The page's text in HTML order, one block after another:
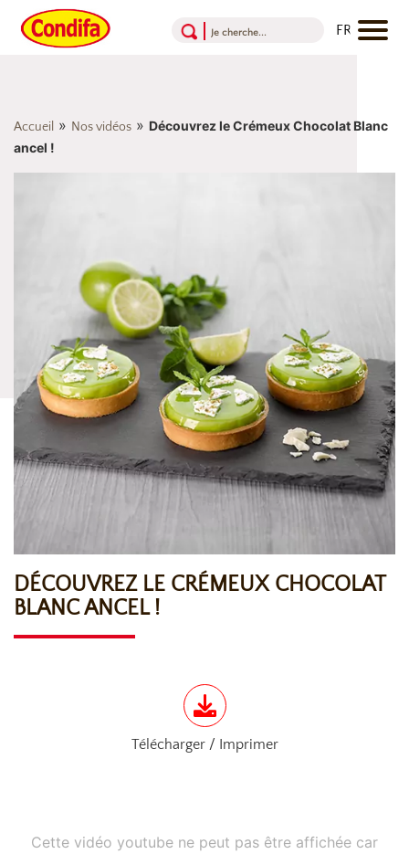
Accueil » Nos vidéos » Découvrez le Crémeux Chocolat Blanc
ancel !
DÉCOUVREZ LE CRÉMEUX CHOCOLAT
BLANC ANCEL !
Télécharger / Imprimer
Cette vidéo youtube ne peut pas être affichée car